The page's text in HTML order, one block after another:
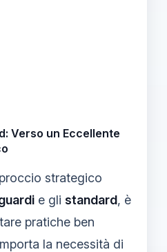
Verso un Eccellente
strategico
e gli standard, è
pratiche ben
la necessità di